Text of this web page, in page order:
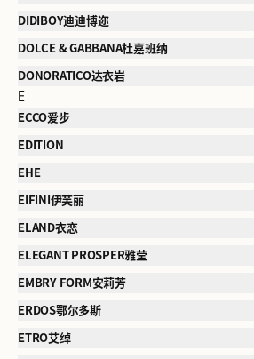
DIDIBOY迪迪博迩
DOLCE & GABBANA杜嘉班纳
DONORATICO达衣岩
E
ECCO爱步
EDITION
EHE
EIFINI伊芙丽
ELAND衣恋
ELEGANT PROSPER雅莹
EMBRY FORM安莉芳
ERDOS鄂尔多斯
ETRO艾绰